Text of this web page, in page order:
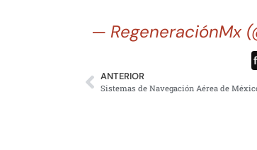
— RegeneraciónMx
ANTERIOR